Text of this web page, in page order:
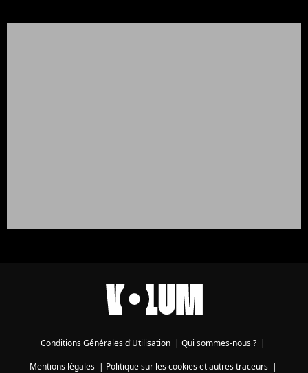
Conditions Générales d'Utilisation | Qui sommes-nous ? |
Mentions légales| Politique sur les cookies et autres traceurs|